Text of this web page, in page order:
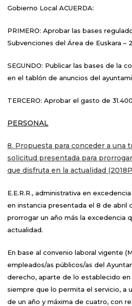
Gobierno Local ACUERDA:
PRIMERO: Aprobar las bases
Subvenciones del Área de Euskara –
SEGUNDO: Publicar las bases de la
en el tablón de anuncios del
TERCERO: Aprobar el gasto de
PERSONAL
8. Propuesta para conceder a una
solicitud presentada para
que disfruta en la actualidad
E.E.R.R., administrativa en
en instancia presentada el 8 de abril
prorrogar un año más la excedencia
actualidad.
En base al convenio laboral vigente
empleados/as públicos/as del
derecho, aparte de lo establecido en
siempre que lo permita el servicio, a
de un año y máxima de cuatro, con